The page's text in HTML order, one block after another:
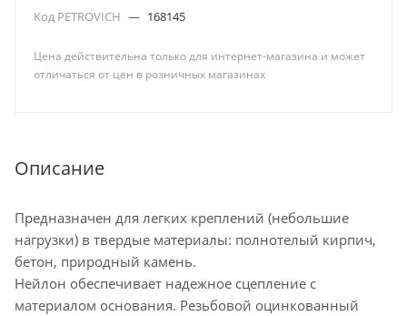
Код PETROVICH — 168145
Цена действительна только для интернет-магазина и может
отличаться от цен в розничных магазинах
Описание
Предназначен для легких креплений (небольшие
нагрузки) в твердые материалы: полнотелый кирпич,
бетон, природный камень.
Нейлон обеспечивает надежное сцепление с
материалом основания. Резьбовой оцинкованный